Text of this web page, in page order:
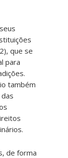
que se
para
também
de forma